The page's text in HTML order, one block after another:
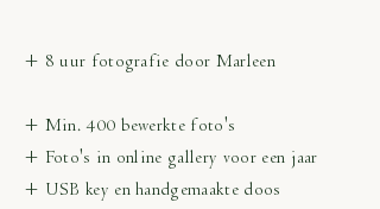
+ 8 uur fotografie door Marleen
+ Min. 400 bewerkte foto's
+ Foto's in online gallery voor een jaar
+ USB key en handgemaakte doos